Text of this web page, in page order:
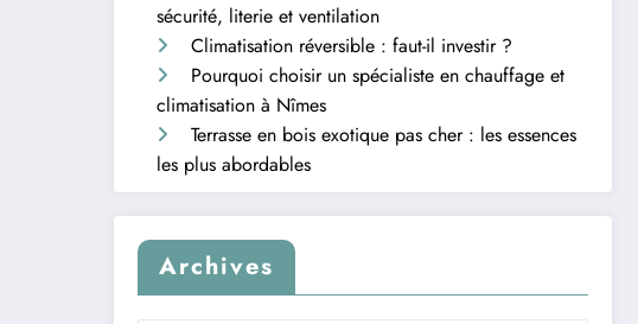
sécurité, literie et ventilation
Climatisation réversible : faut-il investir ?
Pourquoi choisir un spécialiste en chauffage et
climatisation à Nîmes
Terrasse en bois exotique pas cher : les essences
les plus abordables
Archives